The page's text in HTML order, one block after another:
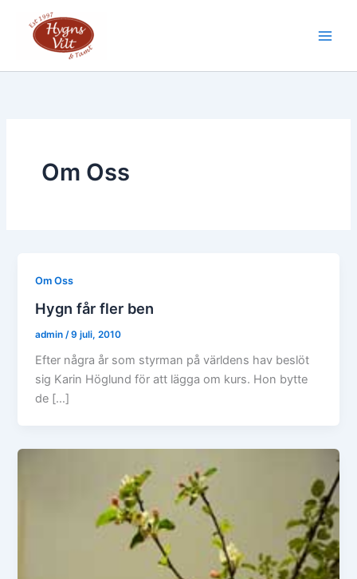
innehåll
Om Oss
Om Oss
Hygn får fler ben
admin /9 juli, 2010
Efter några år som styrman på världens hav beslöt
sig Karin Höglund för att lägga om kurs. Hon bytte
de […]